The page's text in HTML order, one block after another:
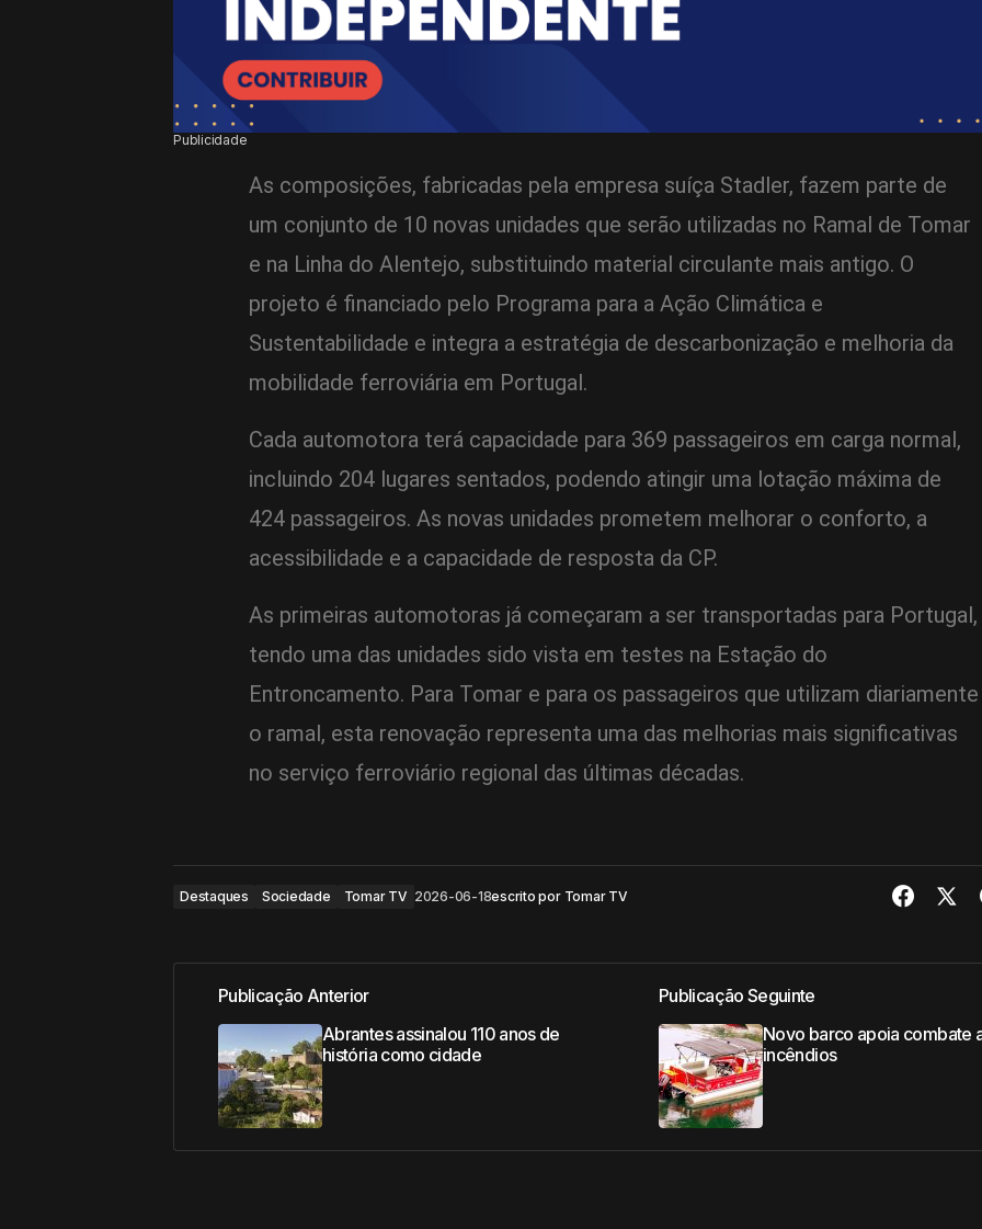
Publicidade
As composições, fabricadas pela empresa suíça Stadler, fazem parte de
um conjunto de 10 novas unidades que serão utilizadas no Ramal de Tomar
e na Linha do Alentejo, substituindo material circulante mais antigo. O
projeto é financiado pelo Programa para a Ação Climática e
Sustentabilidade e integra a estratégia de descarbonização e melhoria da
mobilidade ferroviária em Portugal.
Cada automotora terá capacidade para 369 passageiros em carga normal,
incluindo 204 lugares sentados, podendo atingir uma lotação máxima de
424 passageiros. As novas unidades prometem melhorar o conforto, a
acessibilidade e a capacidade de resposta da CP.
As primeiras automotoras já começaram a ser transportadas para Portugal,
tendo uma das unidades sido vista em testes na Estação do
Entroncamento. Para Tomar e para os passageiros que utilizam diariamente
o ramal, esta renovação representa uma das melhorias mais significativas
no serviço ferroviário regional das últimas décadas.
Destaques Sociedade Tomar TV 2026-06-18escrito por Tomar TV
Publicação Anterior
Abrantes assinalou 110 anos de
história como cidade
Publicação Seguinte
Novo barco apoia combate
incêndios